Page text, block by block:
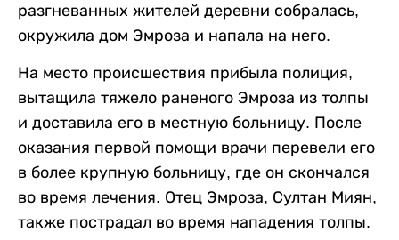
разгневанных жителей деревни собралась,
окружила дом Эмроза и напала на него.
На место происшествия прибыла полиция,
вытащила тяжело раненого Эмроза из толпы
и доставила его в местную больницу. После
оказания первой помощи врачи перевели его
в более крупную больницу, где он скончался
во время лечения. Отец Эмроза, Султан Миян,
также пострадал во время нападения толпы.